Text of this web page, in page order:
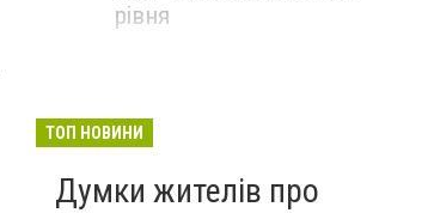
рівня
ТОП НОВИНИ
Думки жителів про